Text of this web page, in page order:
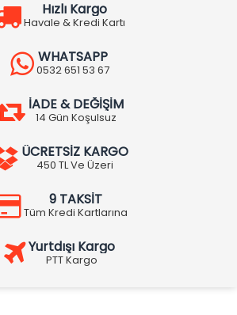
Hızlı Kargo
Havale & Kredi Kartı
WHATSAPP
0532 651 53 67
İADE & DEĞİŞİM
14 Gün Koşulsuz
ÜCRETSİZ KARGO
450 TL Ve Üzeri
9 TAKSİT
Tüm Kredi Kartlarına
Yurtdışı Kargo
PTT Kargo